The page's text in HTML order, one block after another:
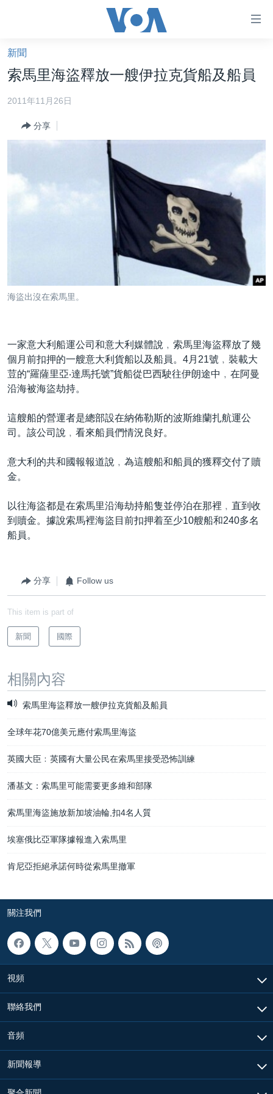
礙
鏈
接
跳
跳
檢
美國大選2024
台灣
海外港人
新聞自由
國際
每日視頻新聞
VOA 60秒 (國際)
美國專訊
視頻存檔
YOUTUBE頻道
音頻
時事經緯
新聞音頻
海外港人
港人港心
美國透視
建國史話
廣播節目表
國語
關注我們
新聞
索馬里海盜釋放一艘伊拉克貨船及船員
2011年11月26日
分享
海盜出沒在索馬里。
一家意大利船運公司和意大利媒體說﹐索馬里海盜釋放了幾
個月前扣押的一艘意大利貨船以及船員。4月21號﹐裝載大
荳的“羅薩里亞‧達馬托號”貨船從巴西駛往伊朗途中﹐在阿曼
沿海被海盜劫持。
這艘船的營運者是總部設在納佈勒斯的波斯維蘭扎航運公
司。該公司說﹐看來船員們情況良好。
意大利的共和國報報道說﹐為這艘船和船員的獲釋交付了贖
金。
以往海盜都是在索馬里沿海劫持船隻並停泊在那裡﹐直到收
到贖金。據說索馬裡海盜目前扣押着至少10艘船和240多名
船員。
分享 Follow us
This item is part of
新聞 國際
相關內容
索馬里海盜釋放一艘伊拉克貨船及船員
全球年花70億美元應付索馬里海盜
英國大臣﹕英國有大量公民在索馬里接受恐怖訓練
潘基文：索馬里可能需要更多維和部隊
索馬里海盜施放新加坡油輪,扣4名人質
埃塞俄比亞軍隊據報進入索馬里
肯尼亞拒絕承諾何時從索馬里撤軍
關注我們
視頻
聯絡我們
音頻
新聞報導